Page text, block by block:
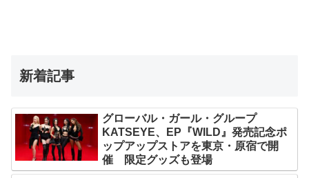
新着記事
グローバル・ガール・グループ
KATSEYE、EP『WILD』発売記念ポ
ップアップストアを東京・原宿で開
催 限定グッズも登場